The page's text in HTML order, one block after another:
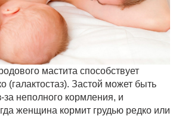
мастита способствует
(галактостаз). Застой может быть
неполного кормления, и
женщина кормит грудью редко или